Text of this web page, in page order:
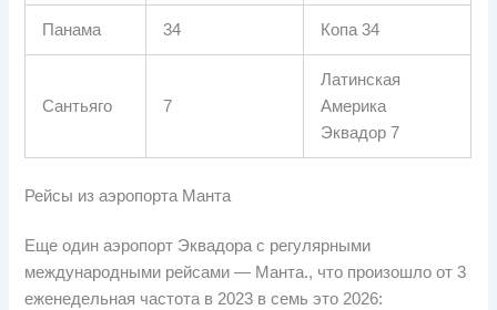
Панама 34 Копа 34
Сантьяго 7
Латинская
Америка
Эквадор 7
Рейсы из аэропорта Манта
Еще один аэропорт Эквадора с регулярными
международными рейсами — Манта., что произошло от 3
еженедельная частота в 2023 в семь это 2026: